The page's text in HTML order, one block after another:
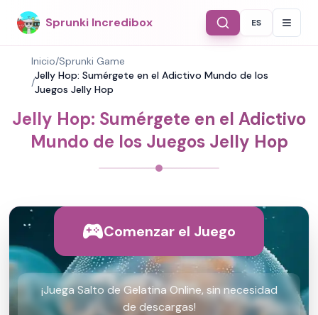
Sprunki Incredibox Select
ES
Inicio/Sprunki Game
/
Jelly Hop: Sumérgete en el Adictivo Mundo de los
Juegos Jelly Hop
Jelly Hop: Sumérgete en el Adictivo
Mundo de los Juegos Jelly Hop
Comenzar el Juego
¡Juega Salto de Gelatina Online, sin necesidad
de descargas!